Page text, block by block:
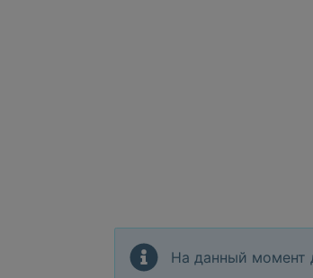
На данный момент